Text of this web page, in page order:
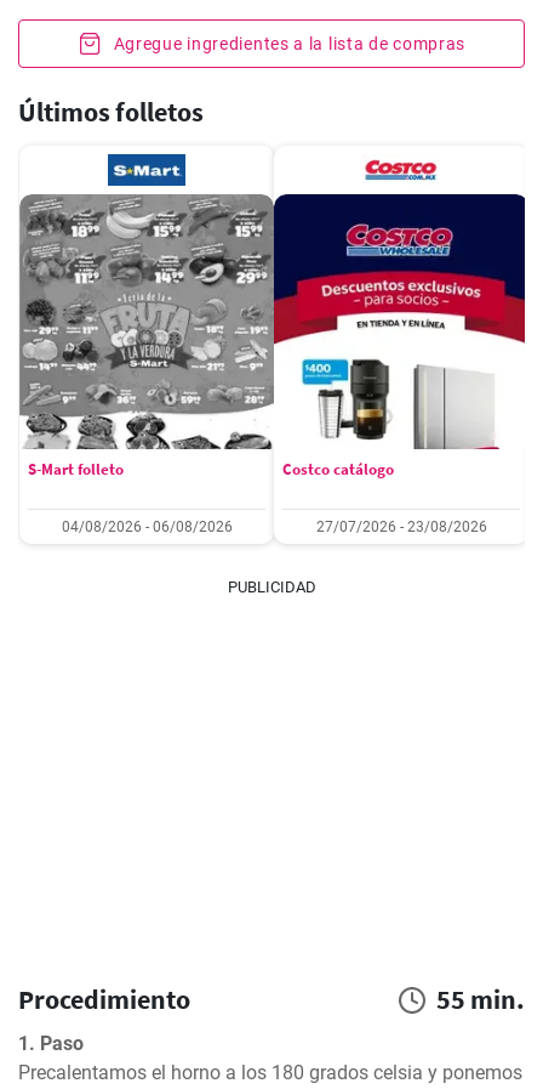
Agregue ingredientes a la lista de compras
Últimos folletos
S-Mart folleto
04/08/2026 - 06/08/2026
Costco catálogo
27/07/2026 - 23/08/2026
PUBLICIDAD
Procedimiento 55 min.
1. Paso
Precalentamos el horno a los 180 grados celsia y ponemos